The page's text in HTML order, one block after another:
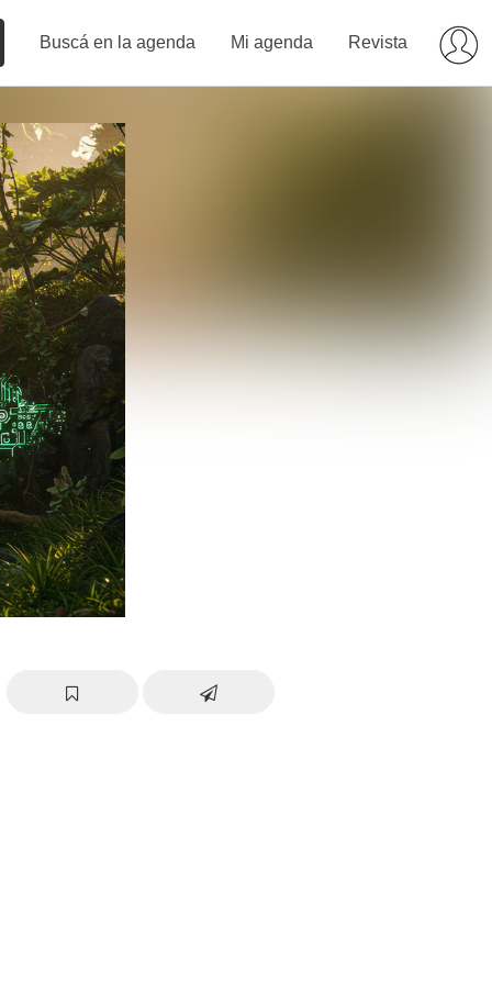
Buscá en la agenda Mi agenda Revista